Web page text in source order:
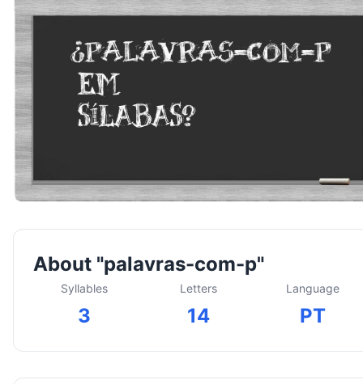
About "palavras-com-p"
Syllables
3
Letters
14
Language
PT